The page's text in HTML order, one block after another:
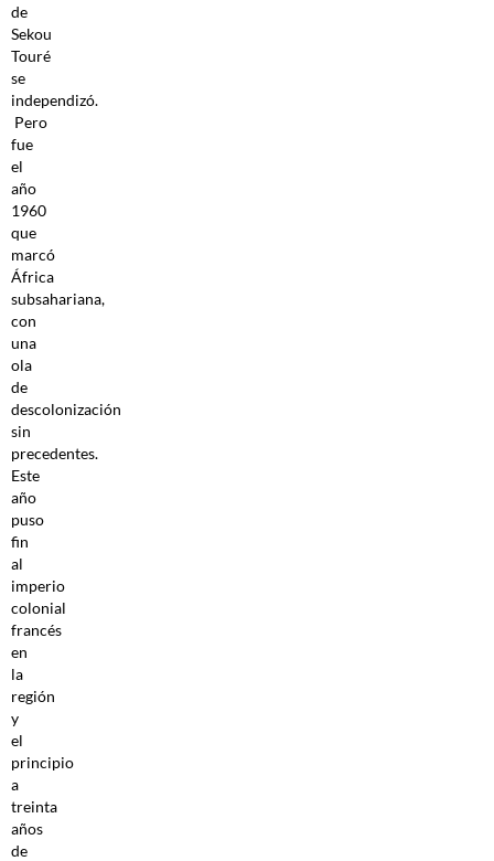
de
Sekou
Touré
se
independizó.
Pero
fue
el
año
1960
que
marcó
África
subsahariana,
con
una
ola
de
descolonización
sin
precedentes.
Este
año
puso
fin
al
imperio
colonial
francés
en
la
región
y
el
principio
a
treinta
años
de